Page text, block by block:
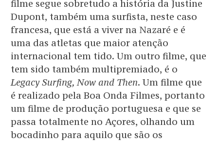
filme segue sobretudo a história da Justine
Dupont, também uma surfista, neste caso
francesa, que está a viver na Nazaré e é
uma das atletas que maior atenção
internacional tem tido. Um outro filme, que
tem sido também multipremiado, é o
Legacy Surfing, Now and Then. Um filme que
é realizado pela Boa Onda Filmes, portanto
um filme de produção portuguesa e que se
passa totalmente no Açores, olhando um
bocadinho para aquilo que são os